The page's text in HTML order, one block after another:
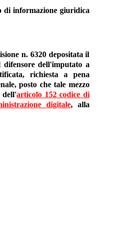
di informazione giuridica
n. 6320 depositata il
dell'imputato a
richiesta a pena
posto che tale mezzo
dell'articolo 152 codice di
digitale, alla